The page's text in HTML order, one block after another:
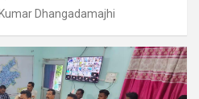
Dhangadamajhi